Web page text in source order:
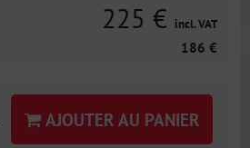
225 € incl. VAT
186 €
AJOUTER AU PANIER